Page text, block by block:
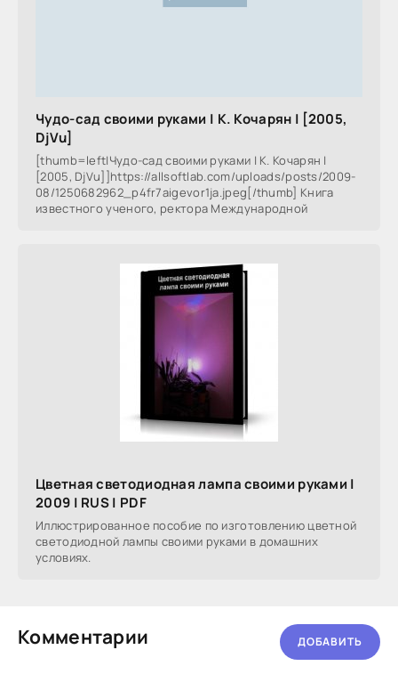
Чудо-сад своими руками | К. Кочарян | [2005,
DjVu]
[thumb=left|Чудо-сад своими руками | К. Кочарян |
[2005, DjVu]]https://allsoftlab.com/uploads/posts/2009-
08/1250682962_p4fr7aigevor1ja.jpeg[/thumb] Книга
известного ученого, ректора Международной
Цветная светодиодная лампа своими руками |
2009 | RUS | PDF
Иллюстрированное пособие по изготовлению цветной
светодиодной лампы своими руками в домашних
условиях.
Комментарии ДОБАВИТЬ